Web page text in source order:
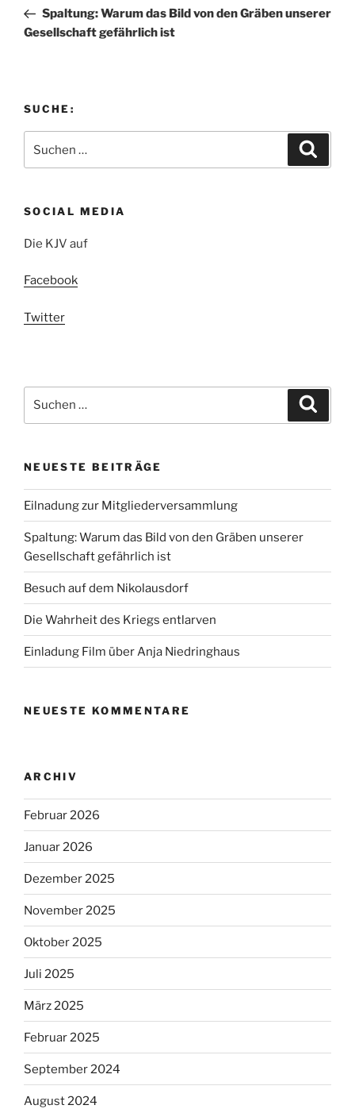
Beitrag
Spaltung: Warum das Bild von den Gräben unserer
Gesellschaft gefährlich ist
SUCHE:
nach:
SOCIAL MEDIA
Die KJV auf
Facebook
Twitter
nach:
NEUESTE BEITRÄGE
Eilnadung zur Mitgliederversammlung
Spaltung: Warum das Bild von den Gräben unserer
Gesellschaft gefährlich ist
Besuch auf dem Nikolausdorf
Die Wahrheit des Kriegs entlarven
Einladung Film über Anja Niedringhaus
NEUESTE KOMMENTARE
ARCHIV
Februar 2026
Januar 2026
Dezember 2025
November 2025
Oktober 2025
Juli 2025
März 2025
Februar 2025
September 2024
August 2024